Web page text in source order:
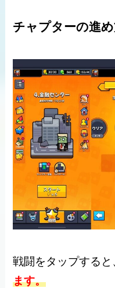
チャプターの進
戦闘をタップすると
ます。